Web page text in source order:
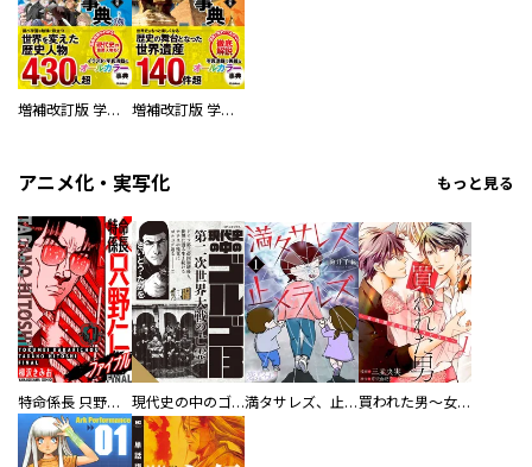
増補改訂版 学研まんが NEW世界の歴史 別巻 人物学習事典 増補改訂版 学研まんが NEW世界の歴史 別巻 世界遺産学習事典
アニメ化・実写化 もっと見る
特命係長 只野仁ファイナル 愛蔵版 現代史の中のゴルゴ13 満タサレズ、止メラレズ 買われた男～女性限定快感セラピスト～【描き下ろしおまけ付き特装版】